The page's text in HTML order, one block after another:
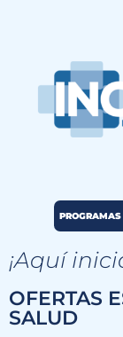
PROGRAMAS
¡Aquí
OFERTAS
SALUD